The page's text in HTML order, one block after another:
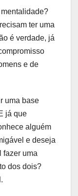
ter uma
é verdade, já
e de
uma base
já que
alguém
e deseja
fazer uma
dos dois?